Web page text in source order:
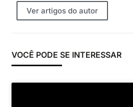
Ver artigos do autor
VOCÊ PODE SE INTERESSAR